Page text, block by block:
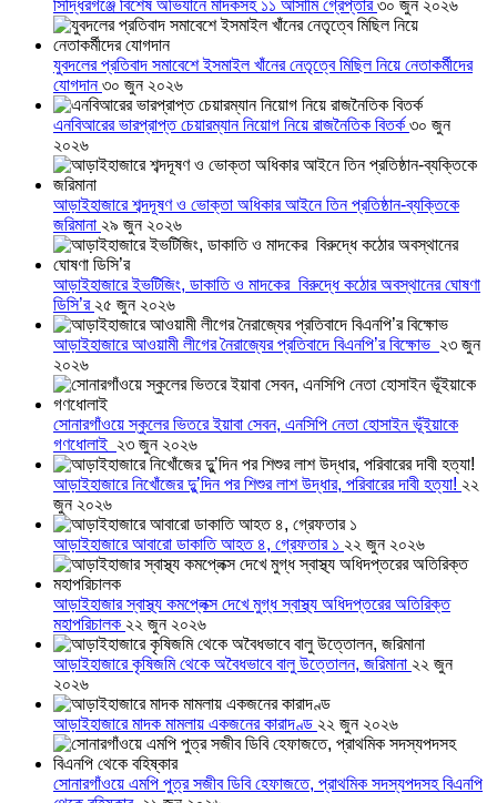
সিদ্ধিরগঞ্জে বিশেষ অভিযানে মাদকসহ ১১ আসামি গ্রেপ্তার৩০ জুন ২০২৬
যুবদলের প্রতিবাদ সমাবেশে ইসমাইল খাঁনের নেতৃত্বে মিছিল নিয়ে নেতাকর্মীদের
যোগদান৩০ জুন ২০২৬
এনবিআরের ভারপ্রাপ্ত চেয়ারম্যান নিয়োগ নিয়ে রাজনৈতিক বিতর্ক ৩০ জুন
২০২৬
আড়াইহাজারে শব্দদূষণ ও ভোক্তা অধিকার আইনে তিন প্রতিষ্ঠান-ব্যক্তিকে
জরিমানা ২৯ জুন ২০২৬
আড়াইহাজারে ইভটিজিং, ডাকাতি ও মাদকের বিরুদ্ধে কঠোর অবস্থানের ঘোষণা
ডিসি’র ২৫ জুন ২০২৬
আড়াইহাজারে আওয়ামী লীগের নৈরাজ্যের প্রতিবাদে বিএনপি’র বিক্ষোভ ২৩ জুন
২০২৬
সোনারগাঁওয়ে স্কুলের ভিতরে ইয়াবা সেবন, এনসিপি নেতা হোসাইন ভূঁইয়াকে
গণধোলাই ২৩ জুন ২০২৬
আড়াইহাজারে নিখোঁজের দুু’দিন পর শিশুর লাশ উদ্ধার, পরিবারের দাবী হত্যা! ২২
জুন ২০২৬
আড়াইহাজারে আবারো ডাকাতি আহত ৪, গ্রেফতার ১ ২২ জুন ২০২৬
আড়াইহাজার স্বাস্থ্য কমপ্লেক্স দেখে মুগ্ধ স্বাস্থ্য অধিদপ্তরের অতিরিক্ত
মহাপরিচালক ২২ জুন ২০২৬
আড়াইহাজারে কৃষিজমি থেকে অবৈধভাবে বালু উত্তোলন, জরিমানা ২২ জুন
২০২৬
আড়াইহাজারে মাদক মামলায় একজনের কারাদণ্ড ২২ জুন ২০২৬
সোনারগাঁওয়ে এমপি পুত্র সজীব ডিবি হেফাজতে, প্রাথমিক সদস্যপদসহ বিএনপি